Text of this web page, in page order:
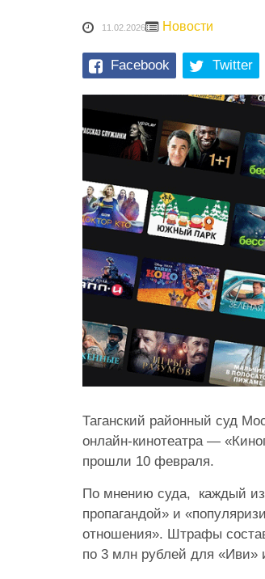
11.02.2026 Новости
Facebook Twitter
Таганский районный суд
онлайн-кинотеатра —
прошли 10 февраля.
По мнению суда, каждый из
пропагандой» и
отношения». Штрафы
по 3 млн рублей для «Иви»